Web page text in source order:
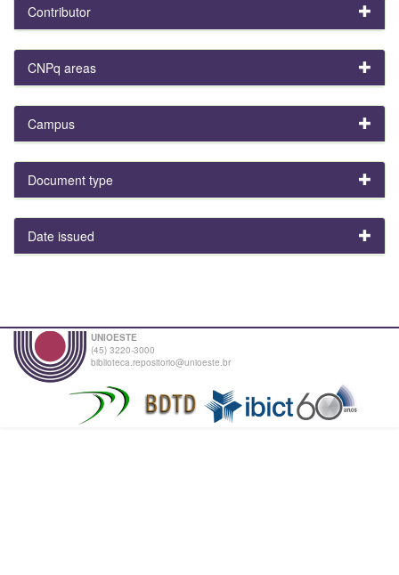
Contributor
CNPq areas
Campus
Document type
Date issued
UNIOESTE
(45) 3220-3000
biblioteca.repositorio@unioeste.br